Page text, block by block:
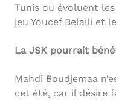
Tunis où évoluent
jeu Youcef Belaili et
La JSK pourrait
Mahdi Boudjemaa
cet été, car il désire